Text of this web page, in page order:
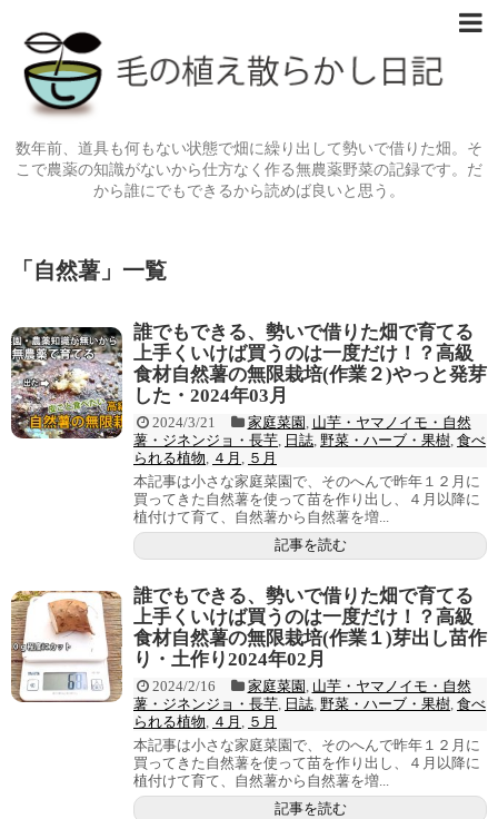
数年前、道具も何もない状態で畑に繰り出して勢いで借りた畑。そ
こで農薬の知識がないから仕方なく作る無農薬野菜の記録です。だ
から誰にでもできるから読めば良いと思う。
「 自然薯 」 一覧
誰でもできる、勢いで借りた畑で育てる
上手くいけば買うのは一度だけ！？高級
食材自然薯の無限栽培(作業２)やっと発芽
した・2024年03月
2024/3/21 家庭菜園 , 山芋・ヤマノイモ・自然
薯・ジネンジョ・長芋, 日誌, 野菜・ハーブ・果樹, 食べ
られる植物, ４月 , ５月
本記事は小さな家庭菜園で、そのへんで昨年１２月に
買ってきた自然薯を使って苗を作り出し、４月以降に
植付けて育て、自然薯から自然薯を増...
記事を読む
誰でもできる、勢いで借りた畑で育てる
上手くいけば買うのは一度だけ！？高級
食材自然薯の無限栽培(作業１)芽出し苗作
り・土作り2024年02月
2024/2/16 家庭菜園 , 山芋・ヤマノイモ・自然
薯・ジネンジョ・長芋, 日誌, 野菜・ハーブ・果樹, 食べ
られる植物, ４月 , ５月
本記事は小さな家庭菜園で、そのへんで昨年１２月に
買ってきた自然薯を使って苗を作り出し、４月以降に
植付けて育て、自然薯から自然薯を増...
記事を読む